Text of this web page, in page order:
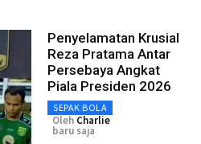
Penyelamatan Krusial
Reza Pratama Antar
Persebaya Angkat
Piala Presiden 2026
SEPAK BOLA
Oleh Charlie
baru saja